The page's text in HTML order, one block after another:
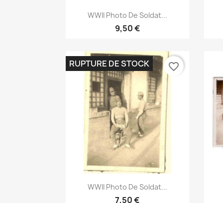
Aperçu rapide
WWII Photo De Soldat...
9,50 €
Aperçu rapide
WWII Photo De Soldat...
7,50 €
RUPTURE DE STOCK favorite_border